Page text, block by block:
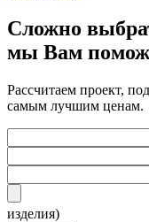
Сложно
мы Вам
Рассчитаем проект,
самым лучшим ценам.
изделия)